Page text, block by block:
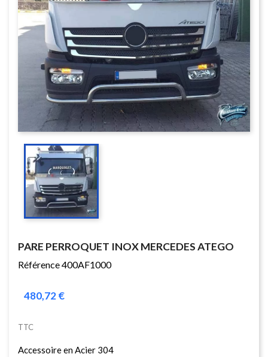
PARE PERROQUET INOX MERCEDES ATEGO
Référence 400AF1000
480,72 €
TTC
Accessoire en Acier 304